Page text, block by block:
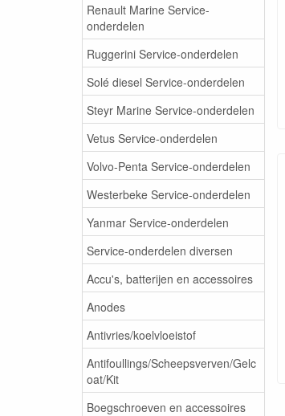
Renault Marine Service-
onderdelen
Ruggerini Service-onderdelen
Solé diesel Service-onderdelen
Steyr Marine Service-onderdelen
Vetus Service-onderdelen
Volvo-Penta Service-onderdelen
Westerbeke Service-onderdelen
Yanmar Service-onderdelen
Service-onderdelen diversen
Accu's, batterijen en accessoires
Anodes
Antivries/koelvloeistof
Antifoullings/Scheepsverven/Gelc
oat/Kit
Boegschroeven en accessoires